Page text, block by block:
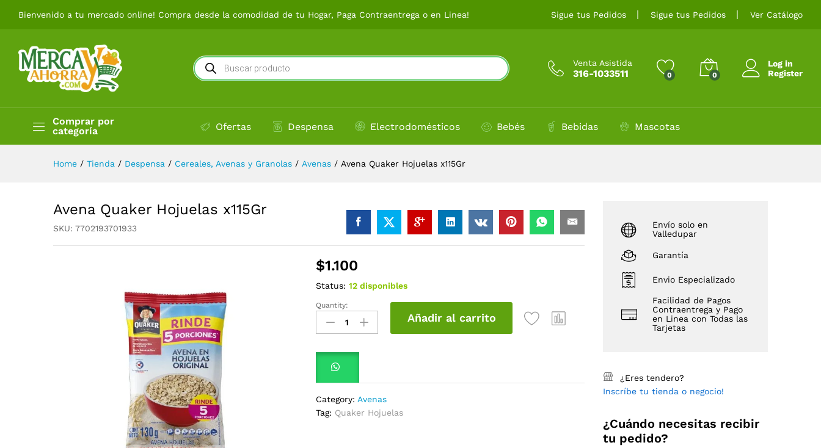
Bienvenido a tu mercado online! Compra desde la comodidad de tu Hogar, Paga Contraentrega o en Linea! Sigue tus Pedidos Sigue tus Pedidos Ver Catálogo
Búsqueda
de
productos
Venta Asistida
316-1033511 0 0
Log in
Register
Comprar por
categoría
Ofertas Despensa Electrodomésticos Bebés Bebidas Mascotas
Home / Tienda / Despensa / Cereales, Avenas y Granolas / Avenas / Avena Quaker Hojuelas x115Gr
Avena Quaker Hojuelas x115Gr
SKU: 7702193701933
$1.100
Status: 12 disponibles
Avena
Quaker
Hojuelas
quantity
Quantity:
Añadir al carrito
Category: Avenas
Tag: Quaker Hojuelas
Envío solo en
Valledupar
Garantía
Envio Especializado
Facilidad de Pagos
Contraentrega y Pago
en Linea con Todas las
Tarjetas
¿Eres tendero?
Inscríbe tu tienda o negocio!
¿Cuándo necesitas recibir
tu pedido?
Avena Quaker Hojuelas x115Gr $1.100 Añadir al carrito